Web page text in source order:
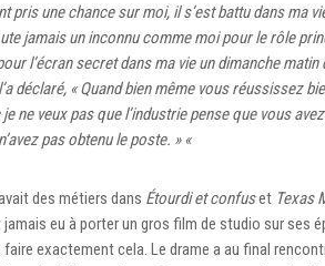
pris une chance sur moi, il s’est battu dans ma
jamais un inconnu comme moi pour le rôle
l’écran secret dans ma vie un dimanche
déclaré, « Quand bien même vous réussissez
ne veux pas que l’industrie pense que vous
pas obtenu le poste. » «
des métiers dans Étourdi et confuset Texas
jamais eu à porter un gros film de studio sur ses
exactement cela. Le drame a au final